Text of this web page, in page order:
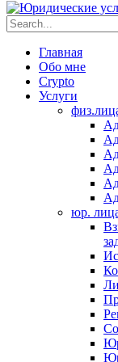
Главная
Обо мне
Crypto
Услуги
юр.